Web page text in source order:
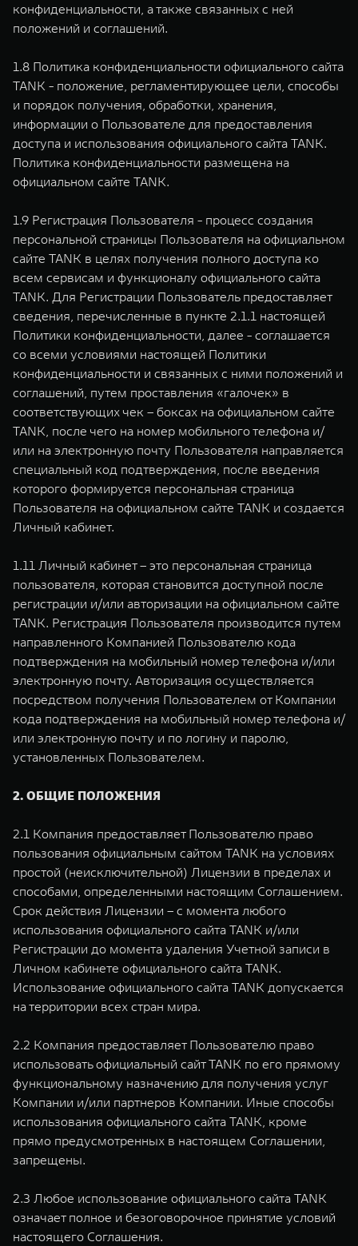
конфиденциальности, а также связанных с ней
положений и соглашений.
1.8 Политика конфиденциальности официального сайта
TANK - положение, регламентирующее цели, способы
и порядок получения, обработки, хранения,
информации о Пользователе для предоставления
доступа и использования официального сайта TANK.
Политика конфиденциальности размещена на
официальном сайте TANK.
1.9 Регистрация Пользователя - процесс создания
персональной страницы Пользователя на официальном
сайте TANK в целях получения полного доступа ко
всем сервисам и функционалу официального сайта
TANK. Для Регистрации Пользователь предоставляет
сведения, перечисленные в пункте 2.1.1 настоящей
Политики конфиденциальности, далее - соглашается
со всеми условиями настоящей Политики
конфиденциальности и связанных с ними положений и
соглашений, путем проставления «галочек» в
соответствующих чек – боксах на официальном сайте
TANK, после чего на номер мобильного телефона и/
или на электронную почту Пользователя направляется
специальный код подтверждения, после введения
которого формируется персональная страница
Пользователя на официальном сайте TANK и создается
Личный кабинет.
1.11 Личный кабинет – это персональная страница
пользователя, которая становится доступной после
регистрации и/или авторизации на официальном сайте
TANK. Регистрация Пользователя производится путем
направленного Компанией Пользователю кода
подтверждения на мобильный номер телефона и/или
электронную почту. Авторизация осуществляется
посредством получения Пользователем от Компании
кода подтверждения на мобильный номер телефона и/
или электронную почту и по логину и паролю,
установленных Пользователем.
2. ОБЩИЕ ПОЛОЖЕНИЯ
2.1 Компания предоставляет Пользователю право
пользования официальным сайтом TANK на условиях
простой (неисключительной) Лицензии в пределах и
способами, определенными настоящим Соглашением.
Срок действия Лицензии – с момента любого
использования официального сайта TANK и/или
Регистрации до момента удаления Учетной записи в
Личном кабинете официального сайта TANK.
Использование официального сайта TANK допускается
на территории всех стран мира.
2.2 Компания предоставляет Пользователю право
использовать официальный сайт TANK по его прямому
функциональному назначению для получения услуг
Компании и/или партнеров Компании. Иные способы
использования официального сайта TANK, кроме
прямо предусмотренных в настоящем Соглашении,
запрещены.
2.3 Любое использование официального сайта TANK
означает полное и безоговорочное принятие условий
настоящего Соглашения.